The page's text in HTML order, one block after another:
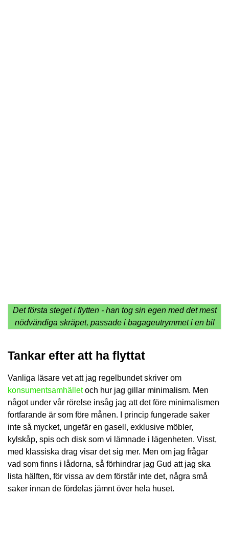
Det första steget i flytten - han tog sin egen med det mest
nödvändiga skräpet, passade i bagageutrymmet i en bil
Tankar efter att ha flyttat
Vanliga läsare vet att jag regelbundet skriver om
konsumentsamhälletoch hur jag gillar minimalism. Men
något under vår rörelse insåg jag att det före minimalismen
fortfarande är som före månen. I princip fungerade saker
inte så mycket, ungefär en gasell, exklusive möbler,
kylskåp, spis och disk som vi lämnade i lägenheten. Visst,
med klassiska drag visar det sig mer. Men om jag frågar
vad som finns i lådorna, så förhindrar jag Gud att jag ska
lista hälften, för vissa av dem förstår inte det, några små
saker innan de fördelas jämnt över hela huset.